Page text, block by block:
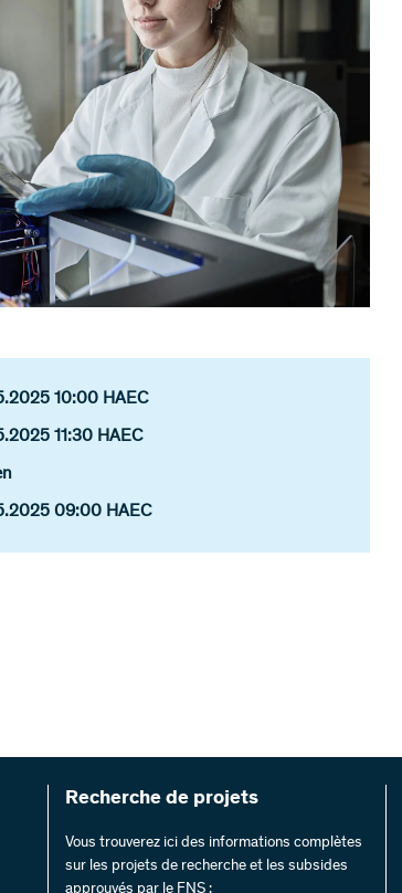
10:00 HAEC
11:30 HAEC
09:00 HAEC
Recherche de projets
Vous trouverez ici des informations complètes
sur les projets de recherche et les subsides
approuvés par le FNS :